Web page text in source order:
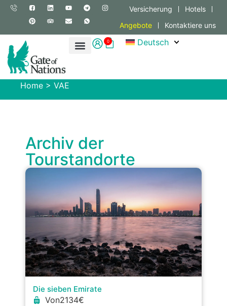
Versicherung
Hotels
Angebote
Kontaktiere uns
0 Deutsch
Home > VAE
Archiv der
Tourstandorte
Die sieben Emirate
Von2134€